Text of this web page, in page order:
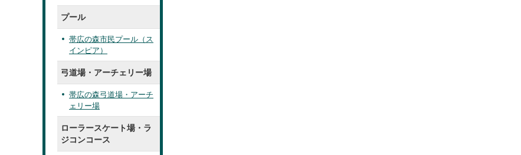
プール
帯広の森市民プール（ス
インピア）
弓道場・アーチェリー場
帯広の森弓道場・アーチ
ェリー場
ローラースケート場・ラ
ジコンコース